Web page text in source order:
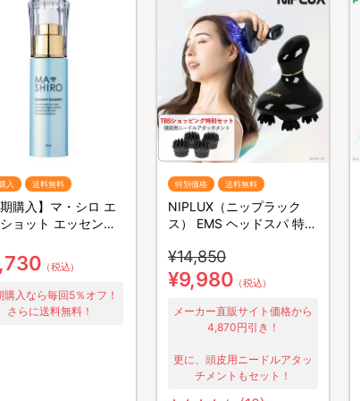
入 送料無料
期購入】マ・シロ エ
ョット エッセンス
（税込）
購入なら毎回5％オフ！
さらに送料無料！
特別価格 送料無料
NIPLUX（ニップラック
ス） EMS ヘッドスパ 特別
¥14,850
¥9,980 （税込）
メーカー直販サイト価格から
4,870円引き！
更に、頭皮用ニードルアタッ
チメントもセット！